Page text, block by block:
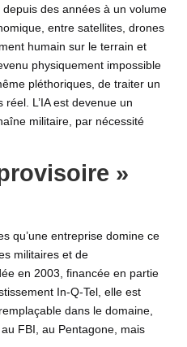
des années à un volume
entre satellites, drones
humain sur le terrain et
physiquement impossible
pléthoriques, de traiter un
L’IA est devenue un
militaire, par nécessité
»
qu’une entreprise domine ce
militaires et de
en 2003, financée en partie
In-Q-Tel, elle est
dans le domaine,
FBI, au Pentagone, mais